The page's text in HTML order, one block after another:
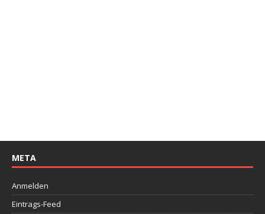
META
Anmelden
Eintrags-Feed